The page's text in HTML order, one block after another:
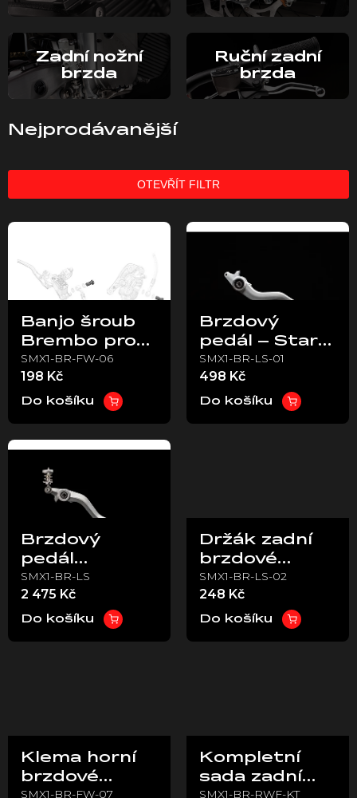
Zadní nožní
brzda
Ruční zadní
brzda
Nejprodávanější
OTEVŘÍT FILTR
V
p
Banjo šroub
Brembo pro
brzdový
systém
SMX1-BR-FW-06
198 Kč
Do košíku
Brzdový
pedál – Stark
VARG
SMX1-BR-LS-01
498 Kč
Do košíku
Brzdový
pedál
kompletní –
Stark VARG
SMX1-BR-LS
2 475 Kč
Do košíku
Držák zadní
brzdové
pumpy –
Stark VARG
SMX1-BR-LS-02
248 Kč
Do košíku
Klema horní
brzdové
SMX1-BR-FW-07
Kompletní
sada zadní
SMX1-BR-RWF-KT